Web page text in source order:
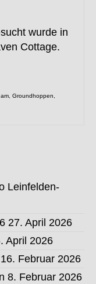
wurde in
Cottage.
Groundhoppen
Leinfelden-
27. April 2026
April 2026
16. Februar 2026
8. Februar 2026